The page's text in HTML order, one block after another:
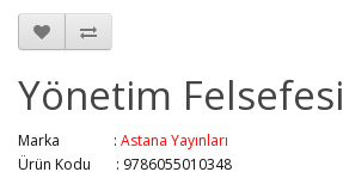
Yönetim Felsefesi
Marka : Astana Yayınları
Ürün Kodu : 9786055010348